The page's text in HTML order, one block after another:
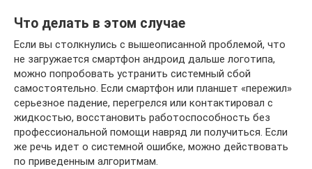
Что делать в этом случае
Если вы столкнулись с вышеописанной проблемой, что
не загружается смартфон андроид дальше логотипа,
можно попробовать устранить системный сбой
самостоятельно. Если смартфон или планшет «пережил»
серьезное падение, перегрелся или контактировал с
жидкостью, восстановить работоспособность без
профессиональной помощи навряд ли получиться. Если
же речь идет о системной ошибке, можно действовать
по приведенным алгоритмам.